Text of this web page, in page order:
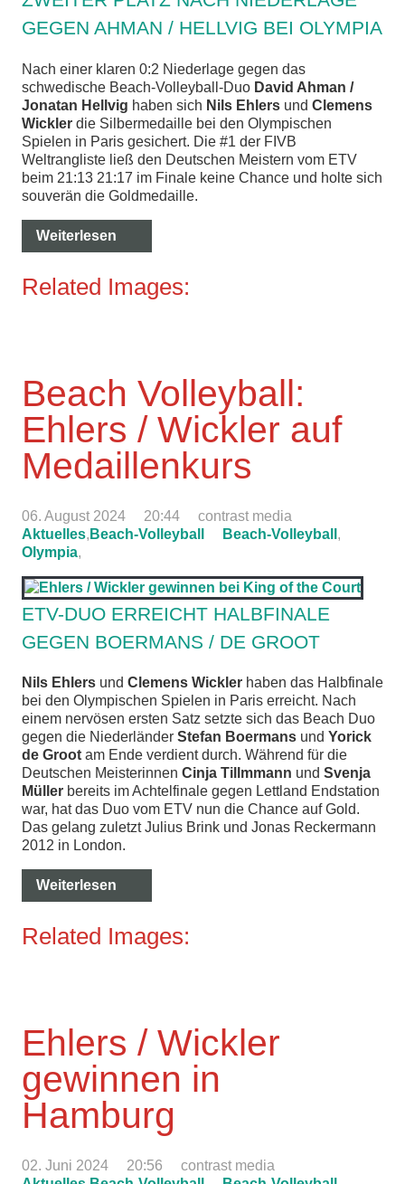
GEGEN AHMAN / HELLVIG BEI OLYMPIA
Nach einer klaren 0:2 Niederlage gegen das
schwedische Beach-Volleyball-Duo David Ahman /
Jonatan Hellvig haben sich Nils Ehlers und Clemens
Wickler die Silbermedaille bei den Olympischen
Spielen in Paris gesichert. Die #1 der FIVB
Weltrangliste ließ den Deutschen Meistern vom ETV
beim 21:13 21:17 im Finale keine Chance und holte sich
souverän die Goldmedaille.
Weiterlesen
Related Images:
Beach Volleyball:
Ehlers / Wickler auf
Medaillenkurs
06. August 2024 20:44
contrast media
Aktuelles, Beach-Volleyball Beach-Volleyball ,
Olympia,
ETV-DUO ERREICHT HALBFINALE
GEGEN BOERMANS / DE GROOT
Nils Ehlers und Clemens Wickler haben das Halbfinale
bei den Olympischen Spielen in Paris erreicht. Nach
einem nervösen ersten Satz setzte sich das Beach Duo
gegen die Niederländer Stefan Boermans und Yorick
de Groot am Ende verdient durch. Während für die
Deutschen Meisterinnen Cinja Tillmmann und Svenja
Müller bereits im Achtelfinale gegen Lettland Endstation
war, hat das Duo vom ETV nun die Chance auf Gold.
Das gelang zuletzt Julius Brink und Jonas Reckermann
2012 in London.
Weiterlesen
Related Images:
Ehlers / Wickler
gewinnen in
Hamburg
02. Juni 2024 20:56
contrast media